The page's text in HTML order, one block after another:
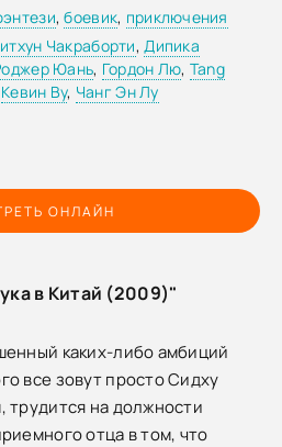
ОНЛАЙН
,боевик, приключения
Чакраборти,Дипика
Юань, Гордон Лю, Tang
Кевин Ву, Чанг Эн Лу
в Китай (2009)"
каких-либо амбиций
все зовут просто Сидху
трудится на должности
отца в том, что